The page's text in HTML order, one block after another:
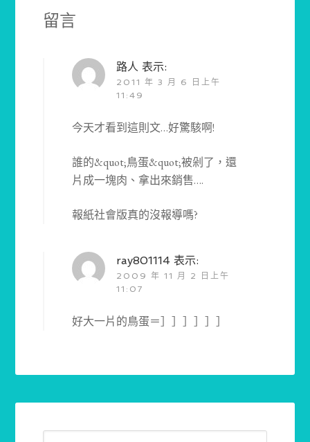
留言
路人 表示:
2011 年 3 月 6 日上午
11:49
今天才看到這則文…好驚駭啊!
誰的&quot;鳥蛋&quot;被剁了，還
片成一塊肉、拿出來銷售….
報紙社會版真的沒報導嗎?
ray801114 表示:
2009 年 11 月 2 日上午
11:07
好大一片的鳥蛋＝］］］］］］